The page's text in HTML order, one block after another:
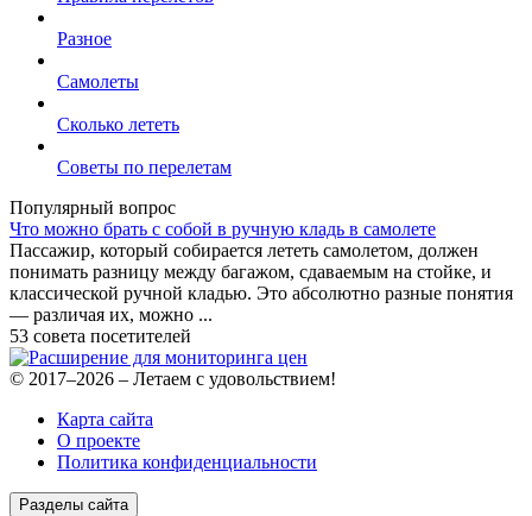
Разное
Самолеты
Сколько лететь
Советы по перелетам
Популярный вопрос
Что можно брать с собой в ручную кладь в самолете
Пассажир, который собирается лететь самолетом, должен
понимать разницу между багажом, сдаваемым на стойке, и
классической ручной кладью. Это абсолютно разные понятия
— различая их, можно ...
53 совета посетителей
© 2017–2026 – Летаем с удовольствием!
Карта сайта
О проекте
Политика конфиденциальности
Разделы сайта